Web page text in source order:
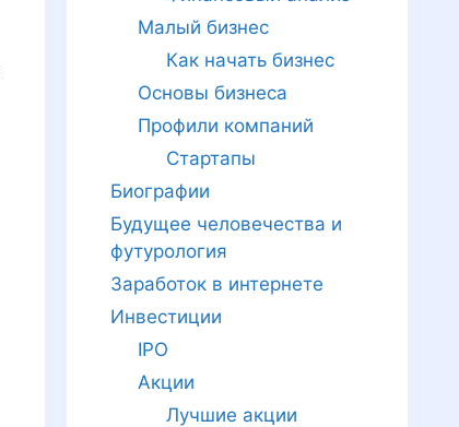
Малый бизнес
Как начать бизнес
Основы бизнеса
Профили компаний
Стартапы
Биографии
Будущее человечества и
футурология
Заработок в интернете
Инвестиции
IPO
Акции
Лучшие акции